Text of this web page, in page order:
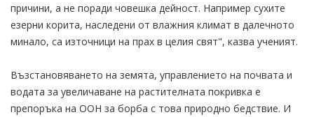
причини, а не поради човешка дейност. Например сухите
езерни корита, наследени от влажния климат в далечното
минало, са източници на прах в целия свят", казва ученият.
Възстановяването на земята, управлението на почвата и
водата за увеличаване на растителната покривка е
препоръка на ООН за борба с това природно бедствие. И